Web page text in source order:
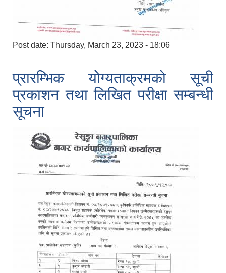
Post date: Thursday, March 23, 2023 - 18:06
प्रारम्भिक योग्यताक्रमको सूची
प्रकाशन तथा लिखित परीक्षा सम्बन्धी
सूचना